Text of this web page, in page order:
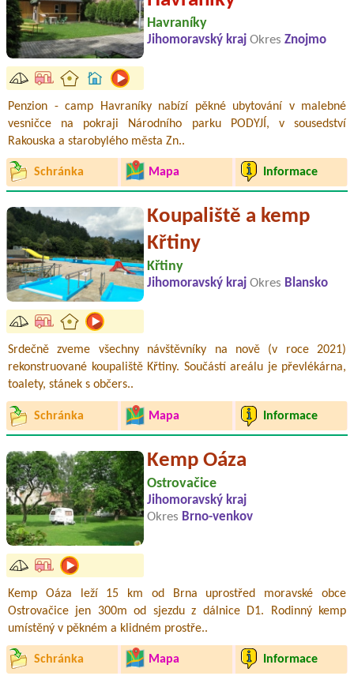
Havraníky
Jihomoravský kraj Okres Znojmo
Penzion - camp Havraníky nabízí pěkné ubytování v malebné
vesničce na pokraji Národního parku PODYJÍ, v sousedství
Rakouska a starobylého města Zn..
Schránka Mapa Informace
Koupaliště a kemp
Křtiny
Křtiny
Jihomoravský kraj Okres Blansko
Srdečně zveme všechny návštěvníky na nově (v roce 2021)
rekonstruované koupaliště Křtiny. Součástí areálu je převlékárna,
toalety, stánek s občers..
Schránka Mapa Informace
Kemp Oáza
Ostrovačice
Jihomoravský kraj
Okres Brno-venkov
Kemp Oáza leží 15 km od Brna uprostřed moravské obce
Ostrovačice jen 300m od sjezdu z dálnice D1. Rodinný kemp
umístěný v pěkném a klidném prostře..
Schránka Mapa Informace